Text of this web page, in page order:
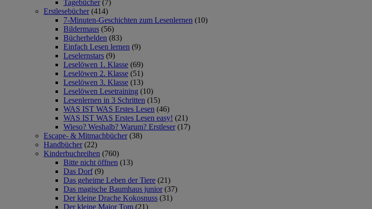
Tagebücher (7)
Erstlesebücher (414)
7-Minuten-Geschichten zum Lesenlernen (10)
Bildermaus (56)
Bücherhelden (83)
Einfach Lesen lernen (9)
Leselernstars (9)
Leselöwen 1. Klasse (69)
Leselöwen 2. Klasse (51)
Leselöwen 3. Klasse (13)
Leselöwen Lesetraining (10)
Lesenlernen in 3 Schritten (15)
WAS IST WAS Erstes Lesen (46)
WAS IST WAS Erstes Lesen easy! (21)
Wieso? Weshalb? Warum? Erstleser (17)
Escape- & Mitmachbücher (38)
Handbücher (22)
Kinderbuchreihen (760)
Bitte nicht öffnen (13)
Das Dorf (9)
Das geheime Leben der Tiere (21)
Das magische Baumhaus junior (37)
Der kleine Drache Kokosnuss (31)
Der kleine Major Tom (21)